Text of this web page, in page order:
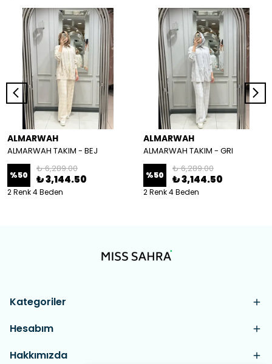
ALMARWAH
ALMARWAH TAKIM - BEJ
%50
₺ 6,289.00
₺ 3,144.50
2 Renk 4 Beden
ALMARWAH
ALMARWAH TAKIM - GRI
%50
₺ 6,289.00
₺ 3,144.50
2 Renk 4 Beden
Kategoriler
Hesabım
Hakkımızda